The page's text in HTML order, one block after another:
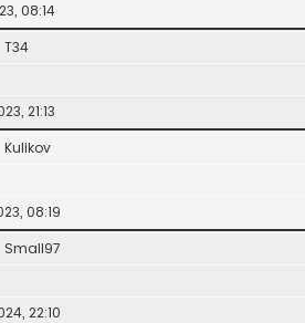
08:14
T34
21:13
Kulikov
08:19
Small97
22:10